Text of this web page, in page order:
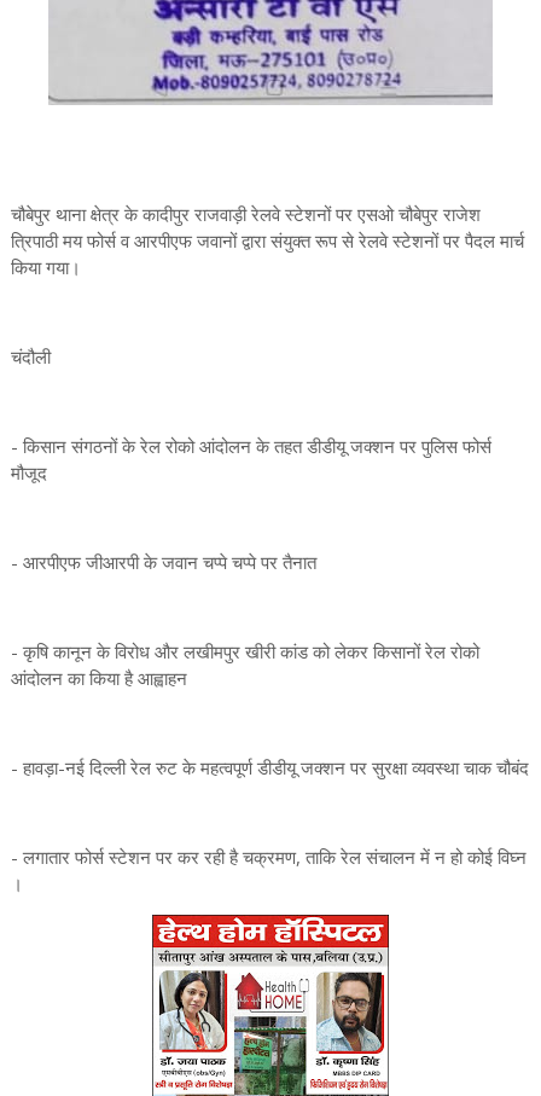
चौबेपुर थाना क्षेत्र के कादीपुर राजवाड़ी रेलवे स्टेशनों पर एसओ चौबेपुर राजेश
त्रिपाठी मय फोर्स व आरपीएफ जवानों द्वारा संयुक्त रूप से रेलवे स्टेशनों पर पैदल मार्च
किया गया।
चंदौली
- किसान संगठनों के रेल रोको आंदोलन के तहत डीडीयू जक्शन पर पुलिस फोर्स
मौजूद
- आरपीएफ जीआरपी के जवान चप्पे चप्पे पर तैनात
- कृषि कानून के विरोध और लखीमपुर खीरी कांड को लेकर किसानों रेल रोको
आंदोलन का किया है आह्वाहन
- हावड़ा-नई दिल्ली रेल रुट के महत्वपूर्ण डीडीयू जक्शन पर सुरक्षा व्यवस्था चाक चौबंद
- लगातार फोर्स स्टेशन पर कर रही है चक्रमण, ताकि रेल संचालन में न हो कोई विघ्न
।